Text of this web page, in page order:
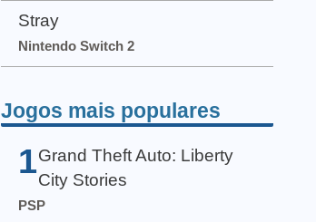
Stray
Nintendo Switch 2
Jogos mais populares
1 Grand Theft Auto: Liberty
City Stories
PSP